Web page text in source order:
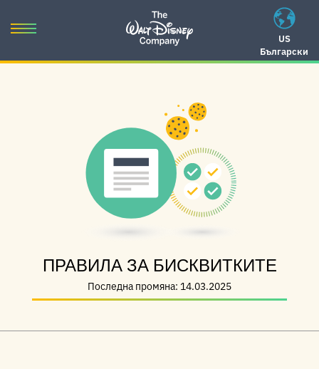
US
Български
Toggle
ПРАВИЛА ЗА БИСКВИТКИТЕ
Последна промяна: 14.03.2025